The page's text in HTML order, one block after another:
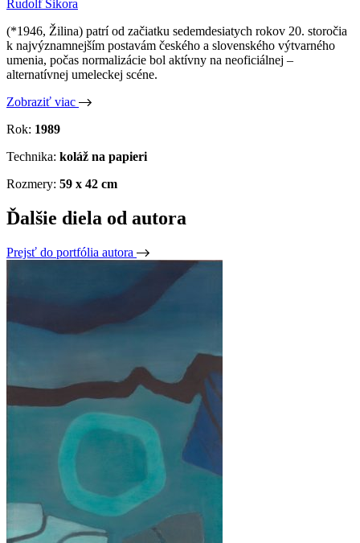
Rudolf Sikora
(*1946, Žilina) patrí od začiatku sedemdesiatych rokov 20. storočia
k najvýznamnejším postavám českého a slovenského výtvarného
umenia, počas normalizácie bol aktívny na neoficiálnej –
alternatívnej umeleckej scéne.
Zobraziť viac
Rok: 1989
Technika: koláž na papieri
Rozmery: 59 x 42 cm
Ďalšie diela od autora
Prejsť do portfólia autora